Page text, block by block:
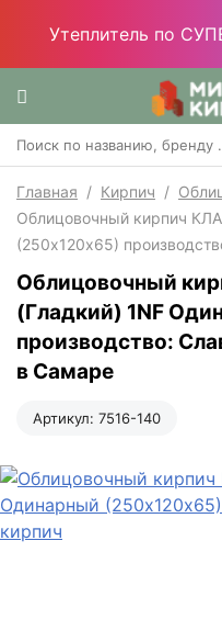
Утеплитель по
Главная / Кирпич /
Облицовочный кирпич
(250х120х65)
Облицовочный
(Гладкий) 1NF
производство:
в Самаре
Артикул: 7516-140